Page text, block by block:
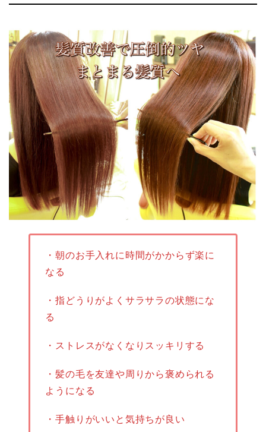
・朝のお手入れに時間がかからず楽に
なる
・指どうりがよくサラサラの状態に な
る
・ストレスがなくなりスッキリする
・髪の毛を友達や周りから褒められる
ようになる
・手触りがいいと気持ちが良い